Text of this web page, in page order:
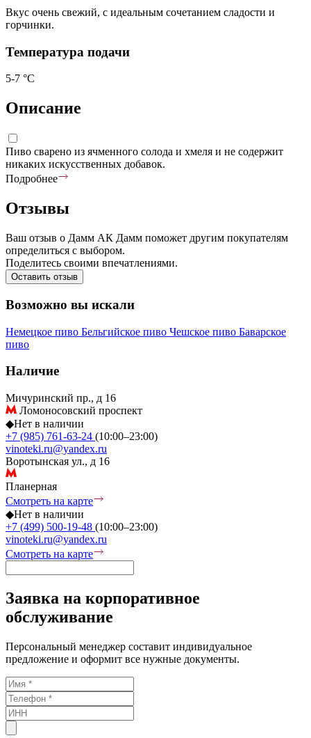
Вкус очень свежий, с идеальным сочетанием сладости и
горчинки.
Температура подачи
5-7 °С
Описание
Пиво сварено из ячменного солода и хмеля и не содержит
никаких искусственных добавок.
Подробнее
Отзывы
Ваш отзыв о Дамм АК Дамм поможет другим покупателям
определиться с выбором.
Поделитесь своими впечатлениями.
Оставить отзыв
Возможно вы искали
Немецкое пиво Бельгийское пиво Чешское пиво Баварское
пиво
Наличие
Мичуринский пр., д 16
Ломоносовский проспект
◆Нет в наличии
+7 (985) 761-63-24 (10:00–23:00)
vinoteki.ru@yandex.ru
Воротынская ул., д 16
Планерная
Смотреть на карте
◆Нет в наличии
+7 (499) 500-19-48 (10:00–23:00)
vinoteki.ru@yandex.ru
Смотреть на карте
Заявка на корпоративное
обслуживание
Персональный менеджер составит индивидуальное
предложение и оформит все нужные документы.